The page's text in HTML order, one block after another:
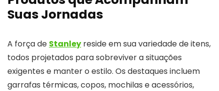
Suas Jornadas
A força de Stanley reside em sua variedade de itens,
todos projetados para sobreviver a situações
exigentes e manter o estilo. Os destaques incluem
garrafas térmicas, copos, mochilas e acessórios,